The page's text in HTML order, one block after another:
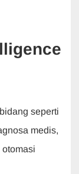
seperti
medis,